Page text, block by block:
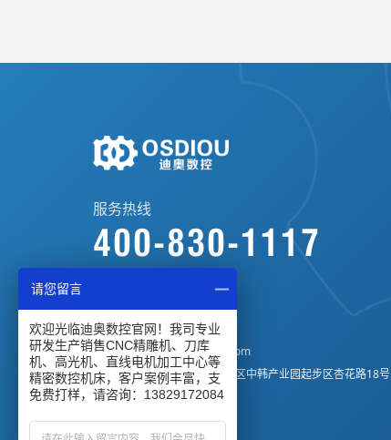
服务热线
400-830-1117
公司座机：0769-82766709
电子邮箱：di-ao@di-aocnc.com
公司地址：广东省惠州市仲恺区中韩产业园起步区杏花路18号
请您留言
欢迎光临迪奥数控官网！我司专业
研发生产销售CNC精雕机、刀库
机、高光机、直线电机加工中心等
精密数控机床，客户案例丰富，支
免费打样，请咨询：13829172084